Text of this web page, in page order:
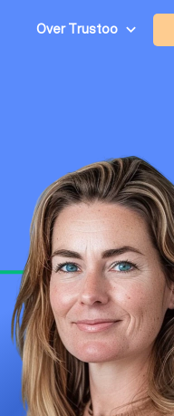
Over Trustoo